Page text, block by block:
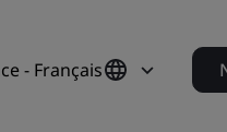
- Français